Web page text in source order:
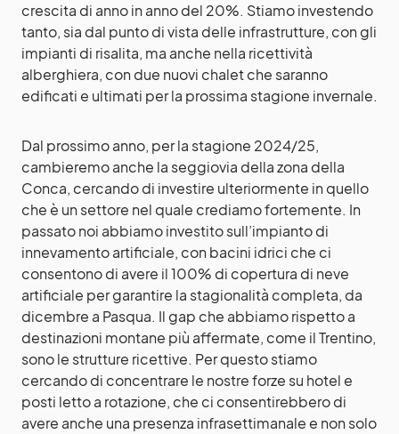
crescita di anno in anno del 20%. Stiamo investendo
tanto, sia dal punto di vista delle infrastrutture, con gli
impianti di risalita, ma anche nella ricettività
alberghiera, con due nuovi chalet che saranno
edificati e ultimati per la prossima stagione invernale.
Dal prossimo anno, per la stagione 2024/25,
cambieremo anche la seggiovia della zona della
Conca, cercando di investire ulteriormente in quello
che è un settore nel quale crediamo fortemente. In
passato noi abbiamo investito sull’impianto di
innevamento artificiale, con bacini idrici che ci
consentono di avere il 100% di copertura di neve
artificiale per garantire la stagionalità completa, da
dicembre a Pasqua. Il gap che abbiamo rispetto a
destinazioni montane più affermate, come il Trentino,
sono le strutture ricettive. Per questo stiamo
cercando di concentrare le nostre forze su hotel e
posti letto a rotazione, che ci consentirebbero di
avere anche una presenza infrasettimanale e non solo